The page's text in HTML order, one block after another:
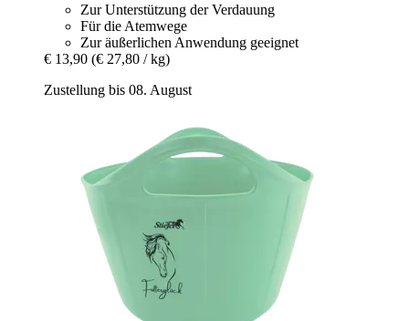
Zur Unterstützung der Verdauung
Für die Atemwege
Zur äußerlichen Anwendung geeignet
€ 13,90 (€ 27,80 / kg)
Zustellung bis 08. August